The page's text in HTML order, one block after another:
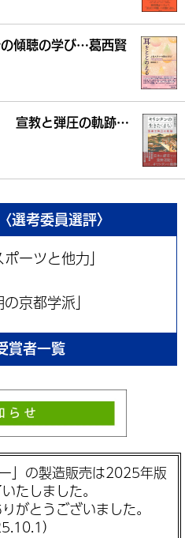
傾聴の学び…葛西賢
宣教と弾圧の軌跡…
選考委員選評〉
ーツと他力」
京都学派」
賞者一覧
」の製造販売は2025年版
たしました。
がとうございました。
）